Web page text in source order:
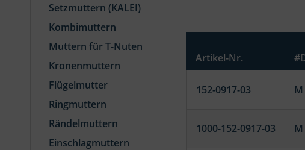
Setzmuttern (KALEI)
Kombimuttern
Muttern für T-Nuten
Kronenmuttern
Flügelmutter
Ringmuttern
Rändelmuttern
Einschlagmuttern
Artikel-Nr.
152-0917-03 M
1000-152-0917-03 M